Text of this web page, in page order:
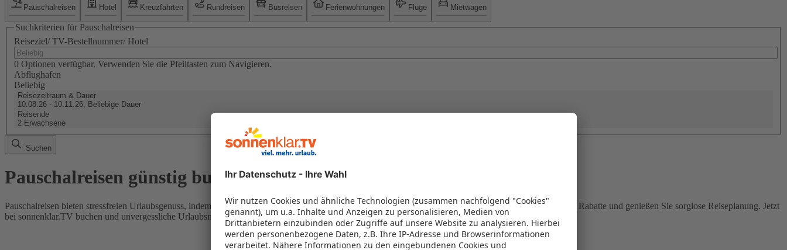
Pauschalreisen Hotel Kreuzfahrten Rundreisen Busreisen Ferienwohnungen Flüge Mietwagen
Suchkriterien für Pauschalreisen
Reiseziel/ TV-Bestellnummer/ Hotel
0 Optionen verfügbar. Verwenden Sie die Pfeiltasten zum Navigieren.
Abflughafen
Beliebig
Reisezeitraum & Dauer
10.08.26 - 10.11.26, Beliebige Dauer
Reisende
2 Erwachsene
Suchen
Pauschalreisen günstig buchen
Pauschalreisen bieten stressfreien Urlaubsgenuss, indem Flug und Hotel in einem Paket kombiniert werden – das spart Zeit und Geld. Nutzen Sie attraktive Rabatte und genießen Sie sorglose Reiseplanung. Jetzt
bei sonnenklar.TV buchen und unvergessliche Urlaubsmomente erleben!